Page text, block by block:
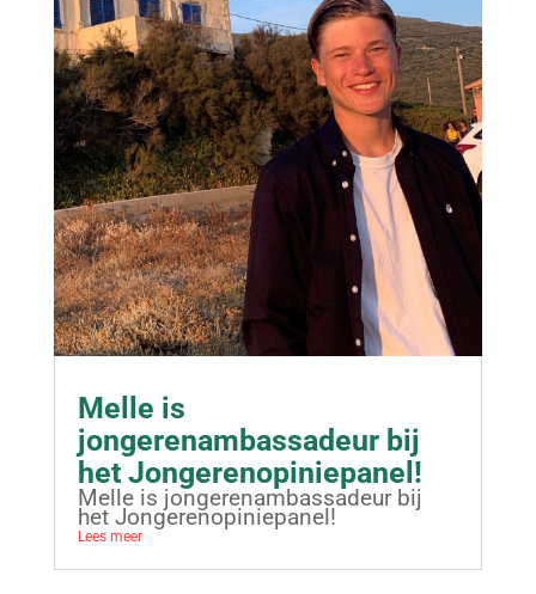
Melle is
jongerenambassadeur bij
het Jongerenopiniepanel!
Melle is jongerenambassadeur bij
het Jongerenopiniepanel!
Lees meer